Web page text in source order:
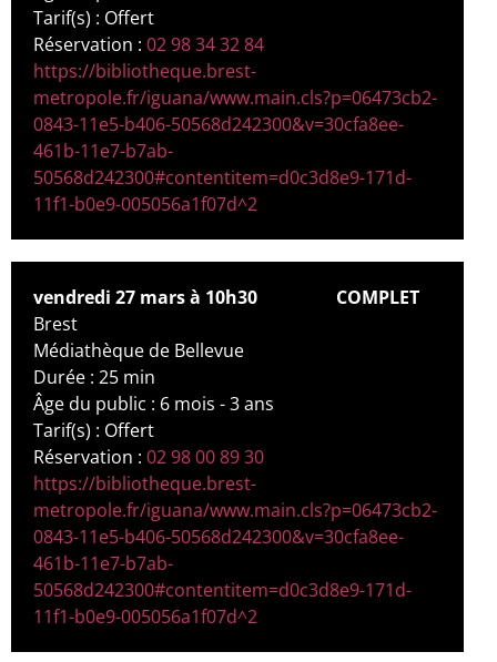
Tarif(s) : Offert
Réservation : 02 98 34 32 84
https://bibliotheque.brest-
metropole.fr/iguana/www.main.cls?p=06473cb2-
0843-11e5-b406-50568d242300&v=30cfa8ee-
461b-11e7-b7ab-
50568d242300#contentitem=d0c3d8e9-171d-
11f1-b0e9-005056a1f07d^2
vendredi 27 mars à 10h30
COMPLET
Brest
Médiathèque de Bellevue
Durée : 25 min
Âge du public : 6 mois - 3 ans
Tarif(s) : Offert
Réservation : 02 98 00 89 30
https://bibliotheque.brest-
metropole.fr/iguana/www.main.cls?p=06473cb2-
0843-11e5-b406-50568d242300&v=30cfa8ee-
461b-11e7-b7ab-
50568d242300#contentitem=d0c3d8e9-171d-
11f1-b0e9-005056a1f07d^2